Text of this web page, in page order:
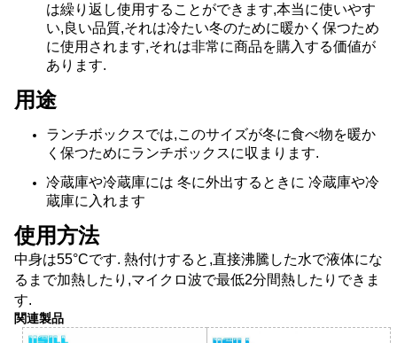
は繰り返し使用することができます,本当に使いやす
い,良い品質,それは冷たい冬のために暖かく保つため
に使用されます,それは非常に商品を購入する価値が
あります.
用途
ランチボックスでは,このサイズが冬に食べ物を暖か
く保つためにランチボックスに収まります.
冷蔵庫や冷蔵庫には 冬に外出するときに 冷蔵庫や冷
蔵庫に入れます
使用方法
中身は55°Cです. 熱付けすると,直接沸騰した水で液体にな
るまで加熱したり,マイクロ波で最低2分間熱したりできま
す.
関連製品